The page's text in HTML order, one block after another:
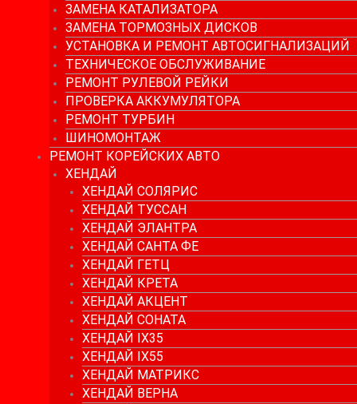
ЗАМЕНА КАТАЛИЗАТОРА
ЗАМЕНА ТОРМОЗНЫХ ДИСКОВ
УСТАНОВКА И РЕМОНТ АВТОСИГНАЛИЗАЦИЙ
ТЕХНИЧЕСКОЕ ОБСЛУЖИВАНИЕ
РЕМОНТ РУЛЕВОЙ РЕЙКИ
ПРОВЕРКА АККУМУЛЯТОРА
РЕМОНТ ТУРБИН
ШИНОМОНТАЖ
РЕМОНТ КОРЕЙСКИХ АВТО
ХЕНДАЙ
ХЕНДАЙ СОЛЯРИС
ХЕНДАЙ ТУССАН
ХЕНДАЙ ЭЛАНТРА
ХЕНДАЙ САНТА ФЕ
ХЕНДАЙ ГЕТЦ
ХЕНДАЙ КРЕТА
ХЕНДАЙ АКЦЕНТ
ХЕНДАЙ СОНАТА
ХЕНДАЙ IX35
ХЕНДАЙ IX55
ХЕНДАЙ МАТРИКС
ХЕНДАЙ ВЕРНА